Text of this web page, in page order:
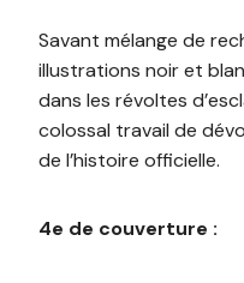
Savant mélange de
illustrations noir et
dans les révoltes
colossal travail de
de l’histoire officielle.
4e de couverture :